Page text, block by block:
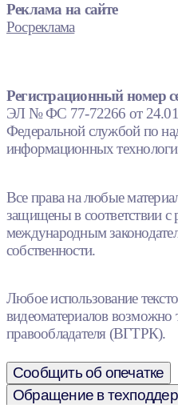
Реклама на сайте
Росреклама
Регистрационный номер
ЭЛ № ФС 77-72266 от
Федеральной службой по
информационных
Все права на любые
защищены в соответствии с
международным
собственности.
Любое использование
видеоматериалов возможно
правообладателя (ВГТРК).
Сообщить об опечатке
Обращение в